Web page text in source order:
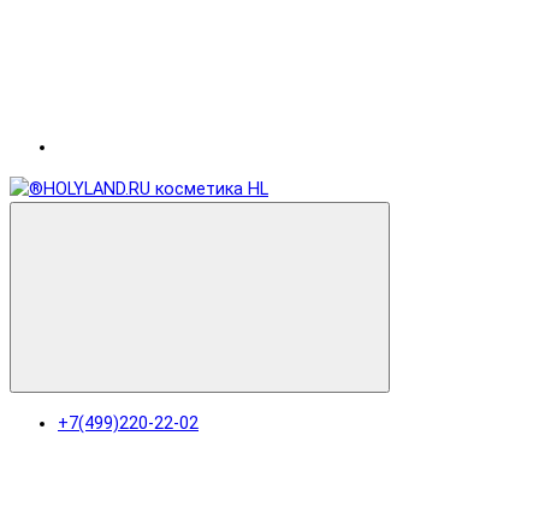
+7(499)220-22-02